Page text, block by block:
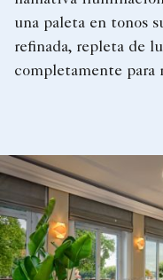
una paleta en tonos
refinada, repleta de
completamente para